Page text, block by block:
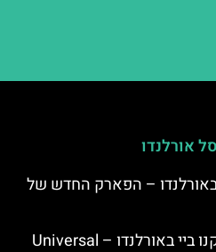
אורלנדו
באורלנדו – הפארק החדש של
פארק המים יוניברסל וולקנו ביי באורלנדו – Universal